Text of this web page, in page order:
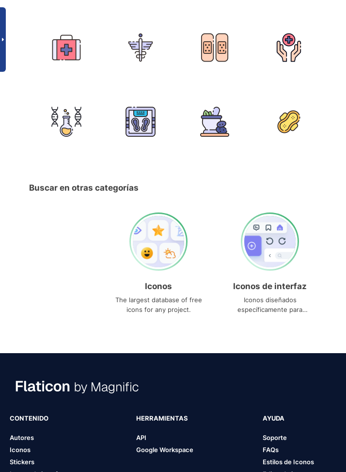
Buscar en otras categorías
Iconos
The largest database of free
icons for any project.
Iconos de interfaz
Iconos diseñados
específicamente para
CONTENIDO
Autores
Iconos
Stickers
HERRAMIENTAS
API
Google Workspace
AYUDA
Soporte
FAQs
Estilos de Iconos